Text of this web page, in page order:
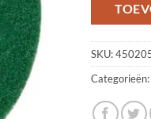
SKU:
Categorieën: